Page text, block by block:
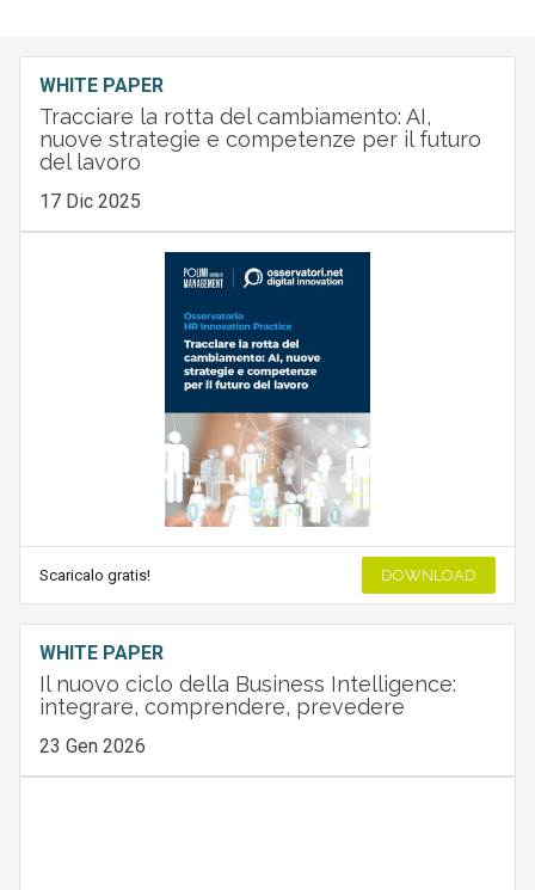
WHITE PAPER
Tracciare la rotta del cambiamento: AI,
nuove strategie e competenze per il futuro
del lavoro
17 Dic 2025
Scaricalo gratis! DOWNLOAD
WHITE PAPER
Il nuovo ciclo della Business Intelligence:
integrare, comprendere, prevedere
23 Gen 2026